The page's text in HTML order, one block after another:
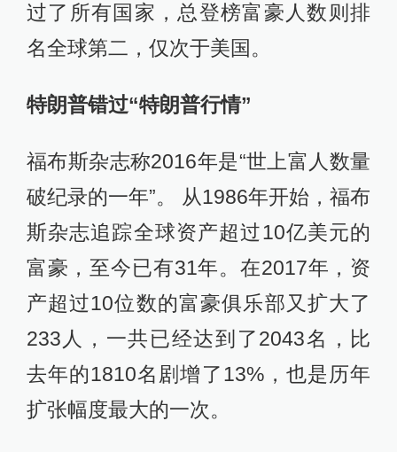
过了所有国家，总登榜富豪人数则排
名全球第二，仅次于美国。
特朗普错过“特朗普行情”
福布斯杂志称2016年是“世上富人数量
破纪录的一年”。 从1986年开始，福布
斯杂志追踪全球资产超过10亿美元的
富豪，至今已有31年。在2017年，资
产超过10位数的富豪俱乐部又扩大了
233人，一共已经达到了2043名，比
去年的1810名剧增了13%，也是历年
扩张幅度最大的一次。